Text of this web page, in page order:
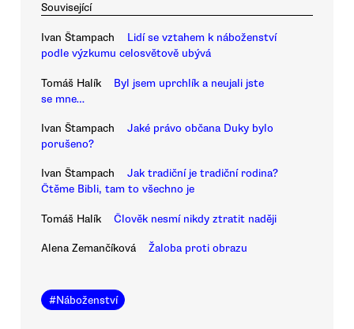
Související
Ivan Štampach
Lidí se vztahem k náboženství
podle výzkumu celosvětově ubývá
Tomáš Halík
Byl jsem uprchlík a neujali jste
se mne…
Ivan Štampach
Jaké právo občana Duky bylo
porušeno?
Ivan Štampach
Jak tradiční je tradiční rodina?
Čtěme Bibli, tam to všechno je
Tomáš Halík Člověk nesmí nikdy ztratit naději
Alena Zemančíková Žaloba proti obrazu
#Náboženství